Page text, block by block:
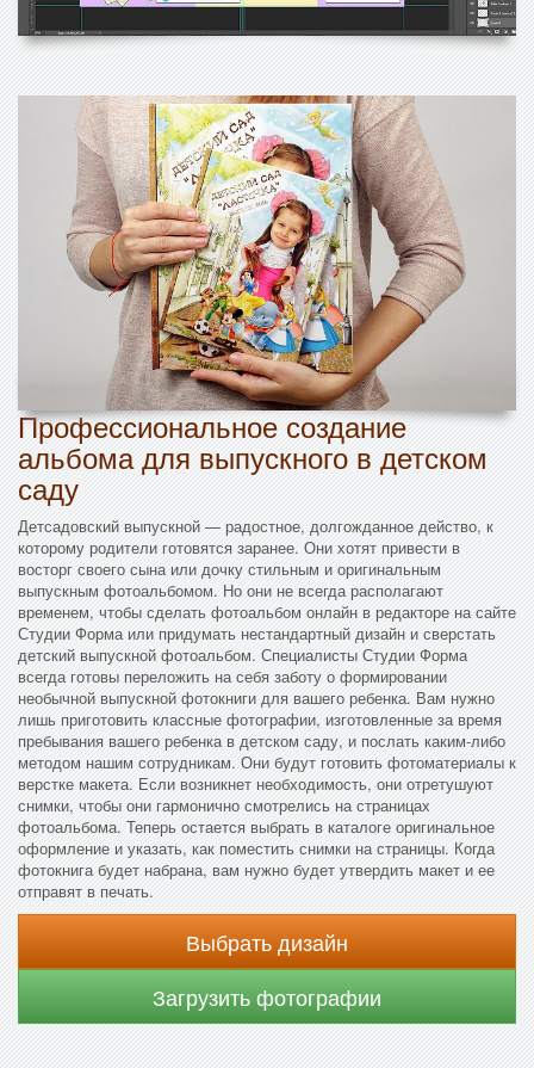
Профессиональное создание
альбома для выпускного в детском
саду
Детсадовский выпускной — радостное, долгожданное действо, к
которому родители готовятся заранее. Они хотят привести в
восторг своего сына или дочку стильным и оригинальным
выпускным фотоальбомом. Но они не всегда располагают
временем, чтобы сделать фотоальбом онлайн в редакторе на сайте
Студии Форма или придумать нестандартный дизайн и сверстать
детский выпускной фотоальбом. Специалисты Студии Форма
всегда готовы переложить на себя заботу о формировании
необычной выпускной фотокниги для вашего ребенка. Вам нужно
лишь приготовить классные фотографии, изготовленные за время
пребывания вашего ребенка в детском саду, и послать каким-либо
методом нашим сотрудникам. Они будут готовить фотоматериалы к
верстке макета. Если возникнет необходимость, они отретушуют
снимки, чтобы они гармонично смотрелись на страницах
фотоальбома. Теперь остается выбрать в каталоге оригинальное
оформление и указать, как поместить снимки на страницы. Когда
фотокнига будет набрана, вам нужно будет утвердить макет и ее
отправят в печать.
Выбрать дизайн
Загрузить фотографии